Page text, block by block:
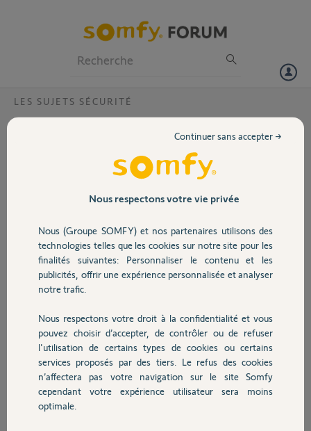
Volet
Sécurité
Domotique
Chauffage
Autres produits
LES SUJETS SÉCURITÉ
Probleme bip alarme qui disfonctionne
Depuis quelques jours lorsque j
se met à sonner en indiquant qu un
un Détecteur extérieur… cette
annomalie ne se produit lorsque j
utilise l application tahoma pour
mettre ou enlever l’alarme. Merci
Merci,
Pascal C.
il y a plus de 2 ans
Participer au fil de discussion
Nous respectons votre vie privée
Nous (Groupe SOMFY) et nos partenaires utilisons des
technologies telles que les cookies sur notre site pour les
finalités suivantes: Personnaliser le contenu et les
publicités, offrir une expérience personnalisée et analyser
notre trafic.
Nous respectons votre droit à la confidentialité et vous
pouvez choisir d’accepter, de contrôler ou de refuser
l'utilisation de certains types de cookies ou certains
services proposés par des tiers. Le refus des cookies
n’affectera pas votre navigation sur le site Somfy
cependant votre expérience utilisateur sera moins
optimale.
Continuer sans accepter →